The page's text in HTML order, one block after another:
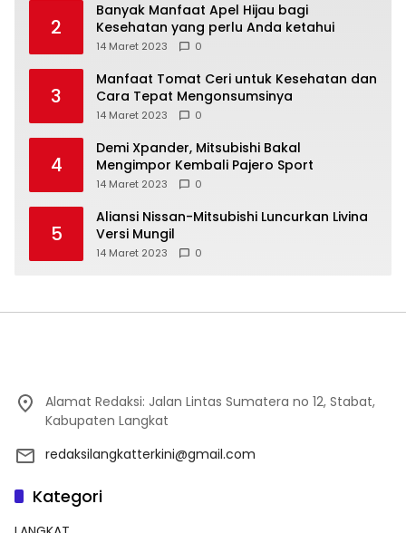
2
Banyak Manfaat Apel Hijau bagi
Kesehatan yang perlu Anda ketahui
14 Maret 2023 0
3
Manfaat Tomat Ceri untuk Kesehatan dan
Cara Tepat Mengonsumsinya
14 Maret 2023 0
4
Demi Xpander, Mitsubishi Bakal
Mengimpor Kembali Pajero Sport
14 Maret 2023 0
5
Aliansi Nissan-Mitsubishi Luncurkan Livina
Versi Mungil
14 Maret 2023 0
Alamat Redaksi: Jalan Lintas Sumatera no 12, Stabat,
Kabupaten Langkat
redaksilangkatterkini@gmail.com
Kategori